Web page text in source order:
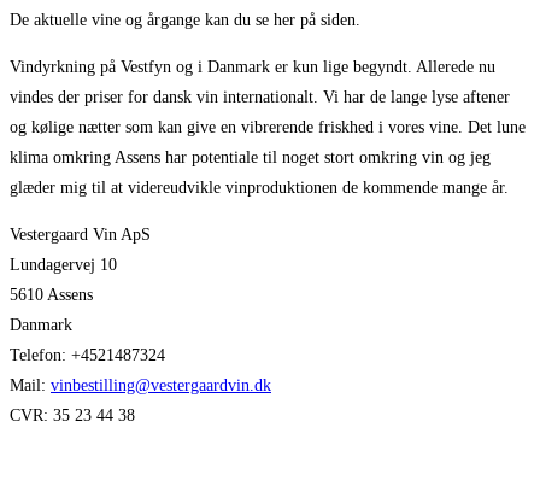
De aktuelle vine og årgange kan du se her på siden.
Vindyrkning på Vestfyn og i Danmark er kun lige begyndt. Allerede nu
vindes der priser for dansk vin internationalt. Vi har de lange lyse aftener
og kølige nætter som kan give en vibrerende friskhed i vores vine. Det lune
klima omkring Assens har potentiale til noget stort omkring vin og jeg
glæder mig til at videreudvikle vinproduktionen de kommende mange år.
Vestergaard Vin ApS
Lundagervej 10
5610 Assens
Danmark
Telefon: +4521487324
Mail: vinbestilling@vestergaardvin.dk
CVR: 35 23 44 38